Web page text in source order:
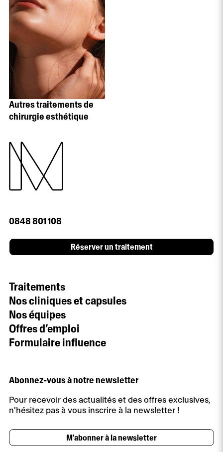
Autres traitements de
chirurgie esthétique
0848 801 108
Réserver un traitement
Traitements
Nos cliniques et capsules
Nos équipes
Offres d’emploi
Formulaire influence
Abonnez-vous à notre newsletter
Pour recevoir des actualités et des offres exclusives,
n'hésitez pas à vous inscrire à la newsletter !
M'abonner à la newsletter